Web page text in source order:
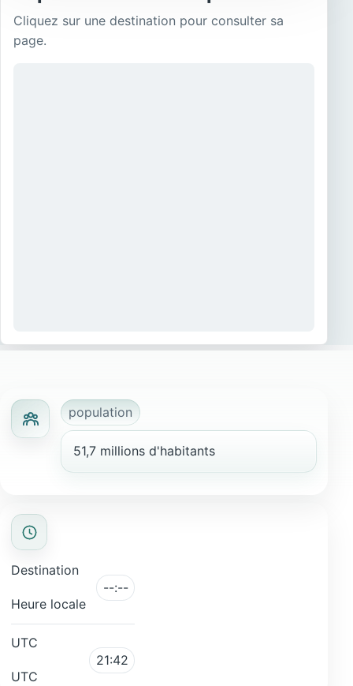
Cliquez sur une destination pour consulter sa
page.
population
51,7 millions d'habitants
--:--
Destination
Heure locale
21:42
UTC
UTC